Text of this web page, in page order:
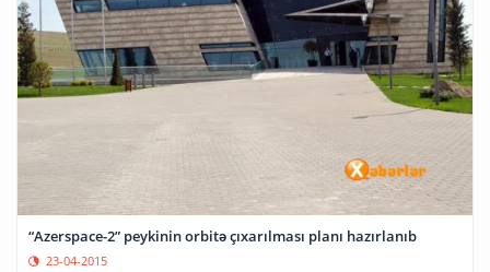
“Azerspace-2” peykinin orbitə çıxarılması planı hazırlanıb
23-04-2015